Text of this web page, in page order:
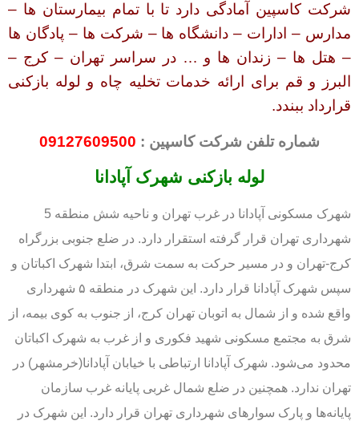
شرکت کاسپین آمادگی دارد تا با تمام بیمارستان ها –
مدارس – ادارات – دانشگاه ها – شرکت ها – پادگان ها
– هتل ها – زندان ها و … در سراسر تهران – کرج –
البرز و قم برای ارائه خدمات تخلیه چاه و لوله بازکنی
قرارداد ببندد.
شماره تلفن شرکت کاسپین : 09127609500
لوله بازکنی شهرک آپادانا
شهرک مسکونی آپادانا در غرب تهران و ناحیه شش منطقه 5
شهرداری تهران قرار گرفته‌ استقرار دارد. در ضلع جنوبی بزرگراه
کرج-تهران و در مسیر حرکت به سمت شرق، ابتدا شهرک اکباتان و
سپس شهرک آپادانا قرار دارد. این شهرک در منطقه ۵ شهرداری
واقع شده و از شمال به اتوبان تهران کرج، از جنوب به کوی بیمه، از
شرق به مجتمع مسکونی شهید فکوری و از غرب به شهرک اکباتان
محدود می‌شود. شهرک آپادانا ارتباطی با خیابان آپادانا(خرمشهر) در
تهران ندارد. همچنین در ضلع شمال غربی پایانه غرب سازمان
پایانه‌ها و پارک سوارهای شهرداری تهران قرار دارد. این شهرک در